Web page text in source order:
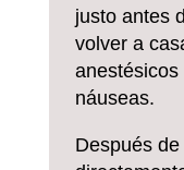
justo antes
volver a
náuseas.
Después